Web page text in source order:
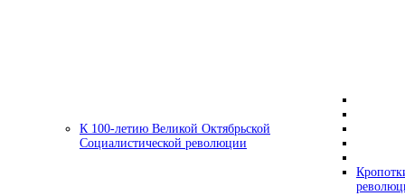
К 100-летию Великой Октябрьской
Социалистической революции